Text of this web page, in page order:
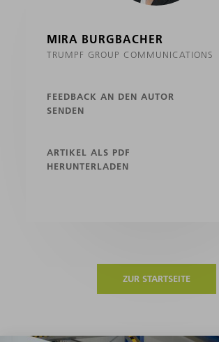
MIRA BURGBACHER
TRUMPF GROUP COMMUNICATIONS
FEEDBACK AN DEN AUTOR
SENDEN
ARTIKEL ALS PDF
HERUNTERLADEN
ZUR STARTSEITE